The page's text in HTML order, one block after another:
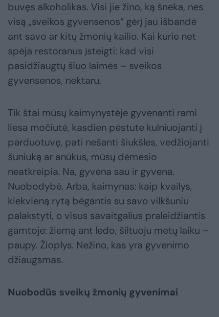
buvęs alkoholikas. Visi jie žino, ką šneka, nes
visą „sveikos gyvensenos“ gėrį jau išbandė
ant savo ar kitų žmonių kailio. Kai kurie net
spėja restoranus įsteigti: kad visi
pasidžiaugtų šiuo laimės – sveikos
gyvensenos, nektaru.
Tik štai mūsų kaimynystėje gyvenanti rami
liesa močiutė, kasdien pėstute kulniuojanti į
parduotuvę, pati nešanti šiukšles, vedžiojanti
šuniuką ar anūkus, mūsų dėmesio
neatkreipia. Na, gyvena sau ir gyvena.
Nuobodybė. Arba, kaimynas: kaip kvailys,
kiekvieną rytą bėgantis su savo vilkšuniu
palakstyti, o visus savaitgalius praleidžiantis
gamtoje: žiemą ant ledo, šiltuoju metų laiku –
paupy. Žioplys. Nežino, kas yra gyvenimo
džiaugsmas.
Nuobodūs sveikų žmonių gyvenimai